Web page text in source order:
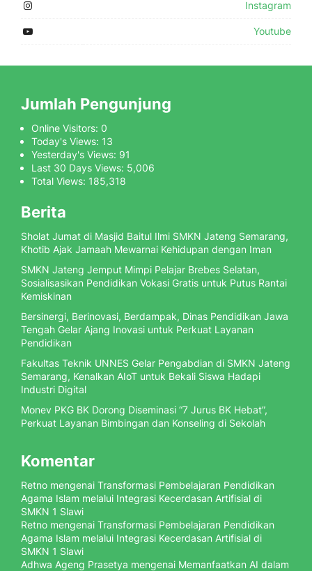
Instagram
Youtube
Jumlah Pengunjung
Online Visitors: 0
Today's Views: 13
Yesterday's Views: 91
Last 30 Days Views: 5,006
Total Views: 185,318
Berita
Sholat Jumat di Masjid Baitul Ilmi SMKN Jateng Semarang,
Khotib Ajak Jamaah Mewarnai Kehidupan dengan Iman
SMKN Jateng Jemput Mimpi Pelajar Brebes Selatan,
Sosialisasikan Pendidikan Vokasi Gratis untuk Putus Rantai
Kemiskinan
Bersinergi, Berinovasi, Berdampak, Dinas Pendidikan Jawa
Tengah Gelar Ajang Inovasi untuk Perkuat Layanan
Pendidikan
Fakultas Teknik UNNES Gelar Pengabdian di SMKN Jateng
Semarang, Kenalkan AIoT untuk Bekali Siswa Hadapi
Industri Digital
Monev PKG BK Dorong Diseminasi “7 Jurus BK Hebat”,
Perkuat Layanan Bimbingan dan Konseling di Sekolah
Komentar
Retno mengenai Transformasi Pembelajaran Pendidikan
Agama Islam melalui Integrasi Kecerdasan Artifisial di
SMKN 1 Slawi
Retno mengenai Transformasi Pembelajaran Pendidikan
Agama Islam melalui Integrasi Kecerdasan Artifisial di
SMKN 1 Slawi
Adhwa Ageng Prasetya mengenai Memanfaatkan AI dalam